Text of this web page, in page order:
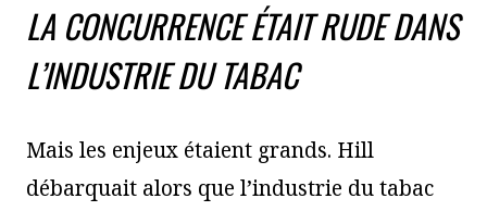
LA CONCURRENCE ÉTAIT RUDE DANS
L’INDUSTRIE DU TABAC
Mais les enjeux étaient grands. Hill
débarquait alors que l’industrie du tabac